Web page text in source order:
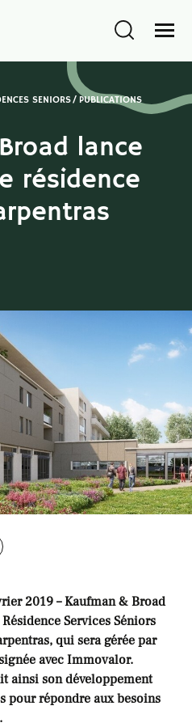
SENIORS PUBLICATIONS
lance
résidence
2019 – Kaufman & Broad
Services Séniors
qui sera gérée par
avec Immovalor.
ainsi son développement
pour répondre aux besoins